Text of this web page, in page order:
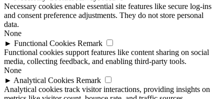
Necessary cookies enable essential site features like secure log-ins
and consent preference adjustments. They do not store personal
data.
None
► Functional Cookies Remark
Functional cookies support features like content sharing on social
media, collecting feedback, and enabling third-party tools.
None
► Analytical Cookies Remark
Analytical cookies track visitor interactions, providing insights on